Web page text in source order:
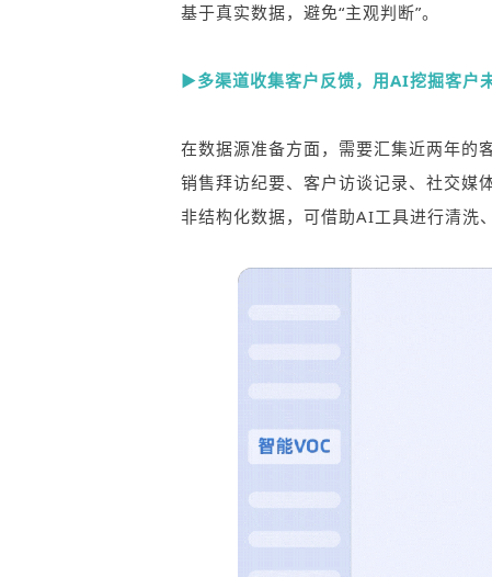
基于真实数据，避免“主观判断”。
▶多渠道收集客户反馈，用AI挖掘客户
在数据源准备方面，需要汇集近两年的
销售拜访纪要、客户访谈记录、社交媒
非结构化数据，可借助AI工具进行清洗